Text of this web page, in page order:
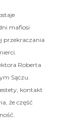
mafiosi
przekraczania
Roberta
Sączu.
kontakt
że część